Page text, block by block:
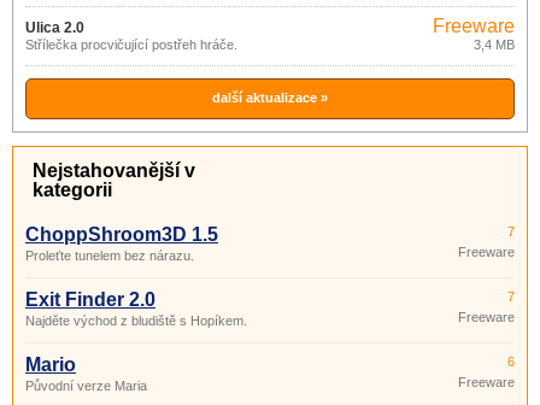
Ulica 2.0
Střílečka procvičující postřeh hráče.
Freeware
3,4 MB
další aktualizace »
Nejstahovanější v
kategorii
ChoppShroom3D 1.5
Proleťte tunelem bez nárazu.
7
Freeware
Exit Finder 2.0
Najděte východ z bludiště s Hopíkem.
7
Freeware
Mario
Původní verze Maria
6
Freeware